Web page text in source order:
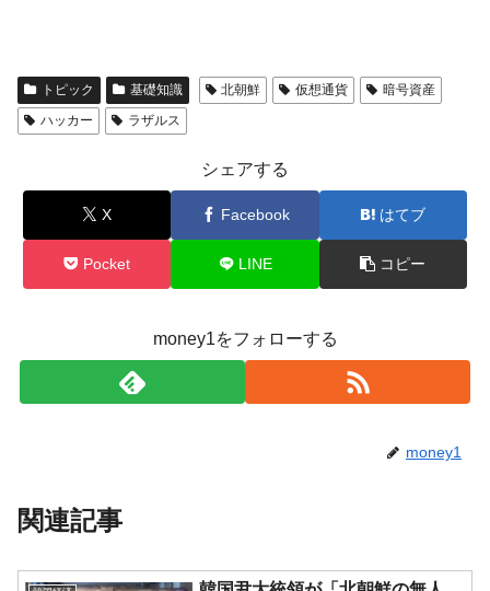
トピック 基礎知識 北朝鮮 仮想通貨
暗号資産
ハッカー
ラザルス
シェアする
X Facebook はてブ
Pocket LINE コピー
money1をフォローする
money1
関連記事